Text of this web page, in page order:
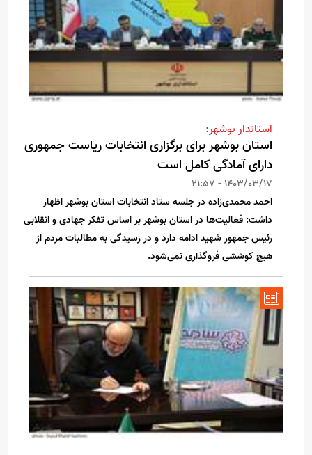
استاندار بوشهر:
استان بوشهر برای برگزاری انتخابات ریاست جمهو‌ری
دارای آمادگی کامل است
1403/03/17 - 21:57
احمد محمدی‌زاده در جلسه ستاد انتخابات استان بوشهر اظهار
داشت: فعالیت‌ها در استان بوشهر بر اساس تفکر جهادی و انقلابی
رئیس جمهور شهید ادامه دارد و در رسیدگی به مطالبات مردم از
هیچ کوششی فروگذاری نمی‌شود.